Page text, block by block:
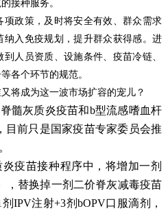
接种服务。
政策，及时将安全有效、群众需求
入免疫规划，提升群众获得感。进
人员资质、设施条件、疫苗冷链、
各个环节的规范。
将成为这一波市场扩容的宠儿？
髓灰质炎疫苗和b型流感嗜血杆
目前只是国家疫苗专家委员会推
疫苗接种程序中，将增加一剂
，替换掉一剂二价脊灰减毒疫苗
IPV注射+3剂bOPV口服滴剂，